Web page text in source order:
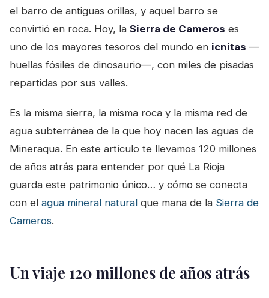
el barro de antiguas orillas, y aquel barro se
convirtió en roca. Hoy, la Sierra de Cameros es
uno de los mayores tesoros del mundo en icnitas —
huellas fósiles de dinosaurio—, con miles de pisadas
repartidas por sus valles.
Es la misma sierra, la misma roca y la misma red de
agua subterránea de la que hoy nacen las aguas de
Mineraqua. En este artículo te llevamos 120 millones
de años atrás para entender por qué La Rioja
guarda este patrimonio único… y cómo se conecta
con el agua mineral natural que mana de la Sierra de
Cameros.
Un viaje 120 millones de años atrás